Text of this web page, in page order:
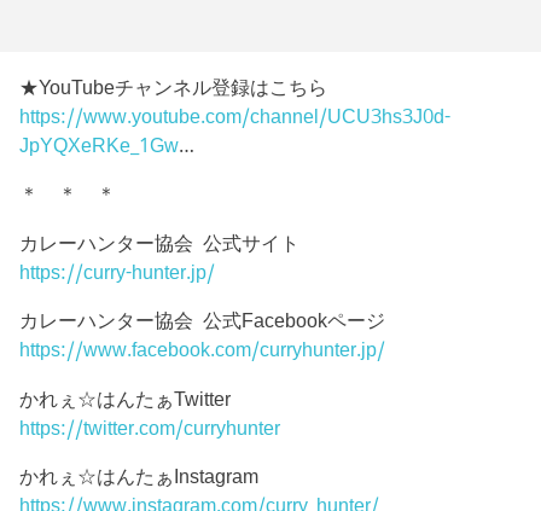
★YouTubeチャンネル登録はこちら
https://www.youtube.com/channel/UCU3hs3J0d-
JpYQXeRKe_1Gw…
＊ ＊ ＊
カレーハンター協会 公式サイト
https://curry-hunter.jp/
カレーハンター協会 公式Facebookページ
https://www.facebook.com/curryhunter.jp/
かれぇ☆はんたぁTwitter
https://twitter.com/curryhunter
かれぇ☆はんたぁInstagram
https://www.instagram.com/curry_hunter/